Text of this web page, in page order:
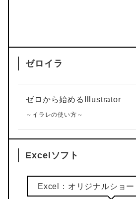
ゼロイラ
ゼロから始めるIllustrator
～イラレの使い方～
Excelソフト
Excel：オリジナルショ